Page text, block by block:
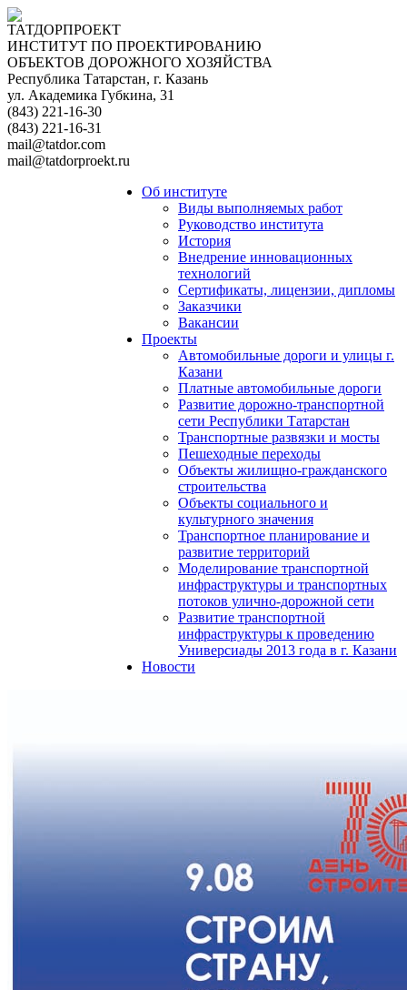
ТАТДОРПРОЕКТ
ИНСТИТУТ ПО ПРОЕКТИРОВАНИЮ
ОБЪЕКТОВ ДОРОЖНОГО ХОЗЯЙСТВА
Республика Татарстан, г. Казань
ул. Академика Губкина, 31
(843) 221-16-30
(843) 221-16-31
mail@tatdor.com
mail@tatdorproekt.ru
Об институте
Виды выполняемых работ
Руководство института
История
Внедрение инновационных
технологий
Сертификаты, лицензии, дипломы
Заказчики
Вакансии
Проекты
Автомобильные дороги и улицы г.
Казани
Платные автомобильные дороги
Развитие дорожно-транспортной
сети Республики Татарстан
Транспортные развязки и мосты
Пешеходные переходы
Объекты жилищно-гражданского
строительства
Объекты социального и
культурного значения
Транспортное планирование и
развитие территорий
Моделирование транспортной
инфраструктуры и транспортных
потоков улично-дорожной сети
Развитие транспортной
инфраструктуры к проведению
Универсиады 2013 года в г. Казани
Новости